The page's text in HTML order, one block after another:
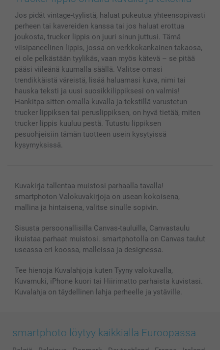
Kännykkä & Tabletti
MyNameBook
Kuvakalenterit & Päivyrit
Valokuvakehykset & Lisätarvikkeet
Lahjakortti
Kaikki kuvatuotteet
Ehdot/takuut
Investor Relations
Hinnat & maksutavat
Tilausten tila
Jos pidät vintage-tyylistä, haluat pukeutua yhteensopivasti
perheen tai kavereiden kanssa tai jos haluat erottua
joukosta, trucker lippis on juuri sinun juttusi. Tämä
viisipaneelinen lippis, jossa on verkkokankainen takaosa,
ei ole pelkästään tyylikäs, vaan myös kätevä – se pitää
pääsi viileänä kuumalla säällä. Valitse omasi
trendikkäistä väreistä, lisää haluamasi kuva, nimi tai
hauska teksti ja uusi suosikkilippiksesi on valmis!
Hankitpa sitten omalla kuvalla ja tekstillä varustetun
trucker lippiksen tai peruslippiksen, on hyvä tietää, miten
trucker lippis kuuluu pestä. Tutustu lippiksen
pesuohjeisiin tämän tuotteen usein kysytyissä
kysymyksissä.
Kuvakirja tallentaa muistosi parhaalla tavalla!
smartphoton Valokuvakirjoja on usean kokoisena,
mallina ja hintaisena, valitse sinulle sopivin.
Sisusta persoonallisilla Canvas-tauluilla, Canvastaulu
ikuistaa parhaat muistosi. smartphotolla on Canvas taulut
useassa eri koossa, malleissa ja designessa.
Tee hienoja Kuvalahjoja kuten Tyyny valokuvalla,
Kuvamuki, iPhone kuori tai Hiirimatto parhaista kuvistasi.
Kuvalahja on täydellinen lahja perheelle ja ystäville.
smartphoto löytyy kaikkialla Euroopassa